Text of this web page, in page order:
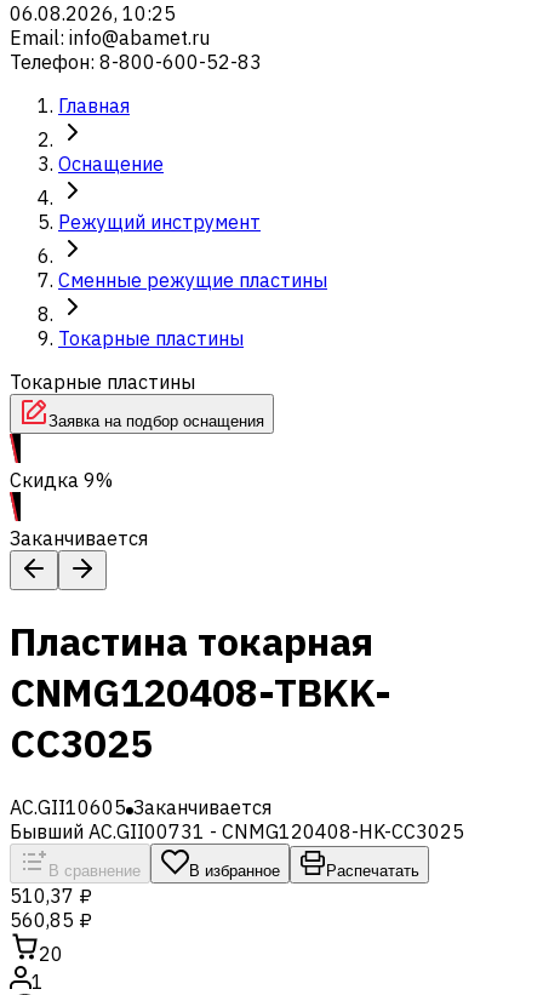
06.08.2026, 10:25
Email: info@abamet.ru
Телефон: 8-800-600-52-83
Главная
Оснащение
Режущий инструмент
Сменные режущие пластины
Токарные пластины
Токарные пластины
Заявка на подбор оснащения
Скидка 9%
Заканчивается
Пластина токарная
CNMG120408-TBKK-
CC3025
AC.GII10605 Заканчивается
Бывший AC.GII00731 - CNMG120408-HK-CC3025
В сравнение В избранное Распечатать
510,37 ₽
560,85 ₽
20
1